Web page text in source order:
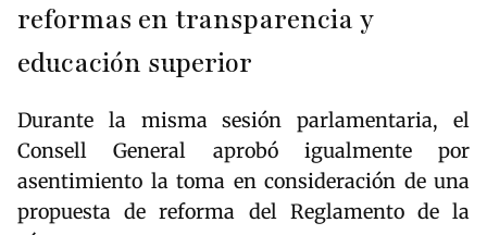
reformas en transparencia y
educación superior
Durante la misma sesión parlamentaria, el
Consell General aprobó igualmente por
asentimiento la toma en consideración de una
propuesta de reforma del Reglamento de la